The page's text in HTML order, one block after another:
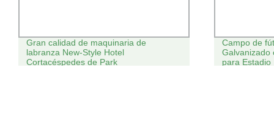
Gran calidad de maquinaria de
labranza New-Style Hotel
Cortacéspedes de Park
Campo de
Galvanizado
para Estadio